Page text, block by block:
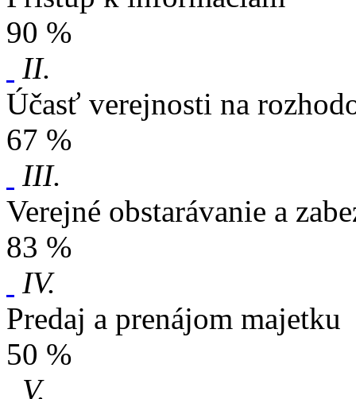
90 %
II.
Účasť verejnosti na
67 %
III.
Verejné obstarávanie a
83 %
IV.
Predaj a prenájom majetku
50 %
V.